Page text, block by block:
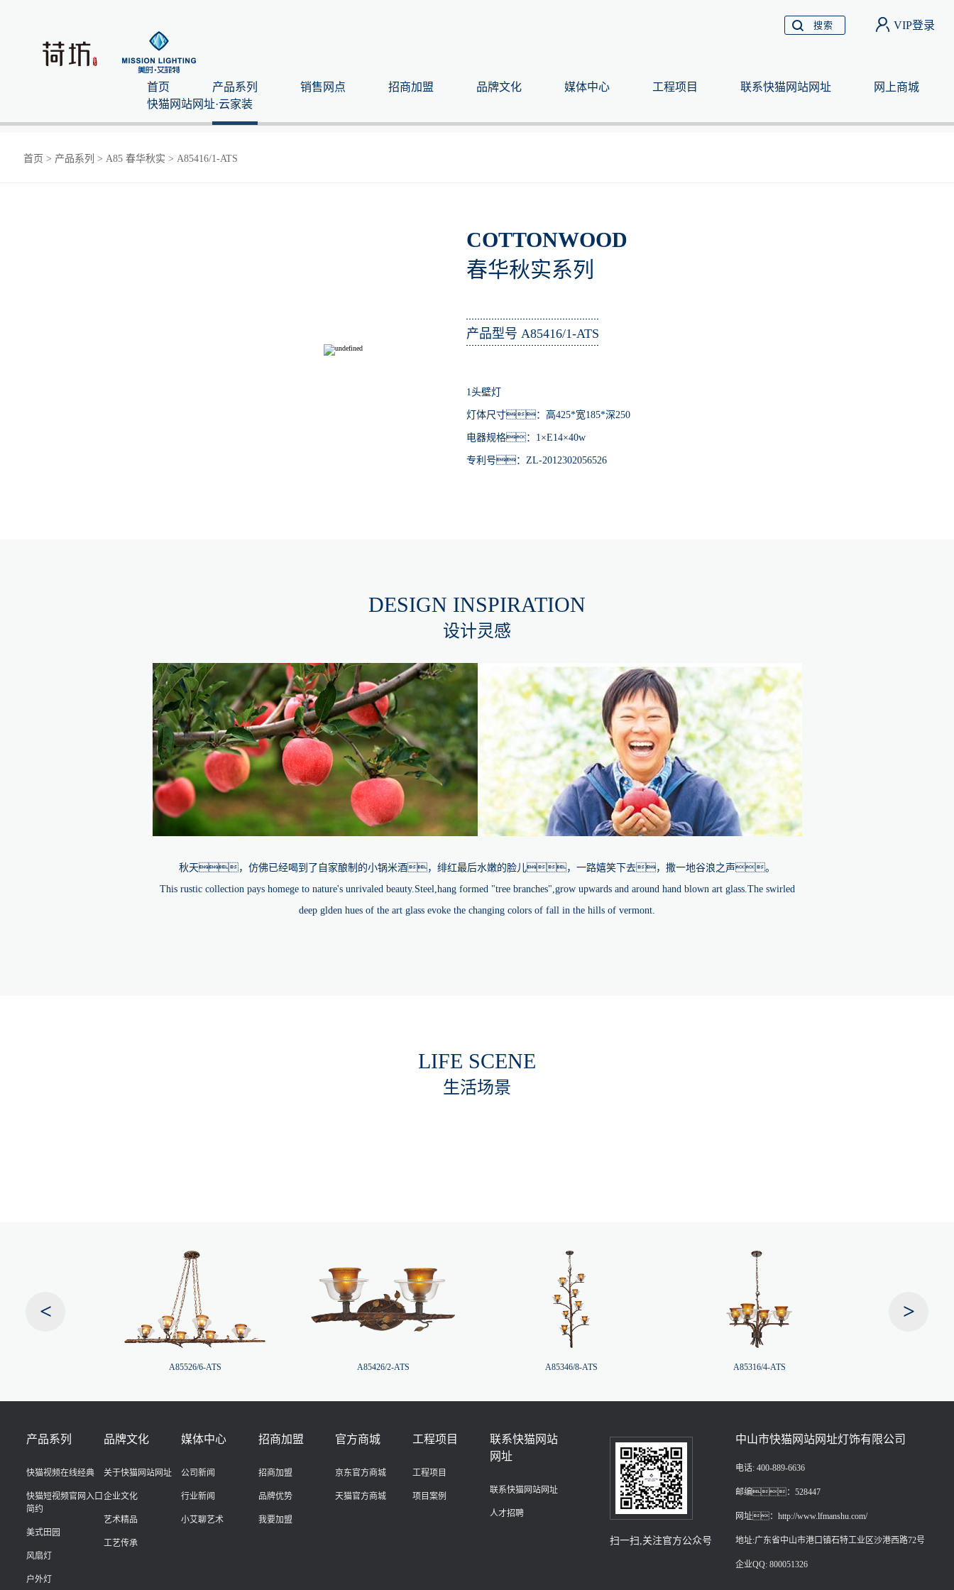
首页 产品系列 销售网点 招商加盟 品牌文化 媒体中心 工程项目 联系快猫网站网址
网上商城
快猫网站网址·云家装
搜索 VIP登录
首页 > 产品系列 > A85 春华秋实 > A85416/1-ATS
COTTONWOOD
春华秋实系列
产品型号 A85416/1-ATS
1头壁灯
灯体尺寸：高425*宽185*深250
电器规格：1×E14×40w
专利号：ZL-2012302056526
DESIGN INSPIRATION
设计灵感
秋天，仿佛已经喝到了自家酿制的小锅米酒，绯红最后水嫩的脸儿，一路嬉笑下去，撒一地谷浪之声。
This rustic collection pays homege to nature's unrivaled beauty.Steel,hang formed "tree branches",grow upwards and around hand blown art glass.The swirled
deep glden hues of the art glass evoke the changing colors of fall in the hills of vermont.
LIFE SCENE
生活场景
A85526/6-ATS A85426/2-ATS A85346/8-ATS A85316/4-ATS
< >
产品系列
快猫视频在线经典
快猫短视频官网入口
简约
美式田园
风扇灯
户外灯
品牌文化
关于快猫网站网址
企业文化
艺术精品
工艺传承
媒体中心
公司新闻
行业新闻
小艾聊艺术
招商加盟
招商加盟
品牌优势
我要加盟
官方商城
京东官方商城
天猫官方商城
工程项目
工程项目
项目案例
联系快猫网站
网址
联系快猫网站网址
人才招聘
扫一扫,关注官方公众号
中山市快猫网站网址灯饰有限公司
电话: 400-889-6636
邮编：528447
网址：http://www.lfmanshu.com/
地址:广东省中山市港口镇石特工业区沙港西路72号
企业QQ: 800051326